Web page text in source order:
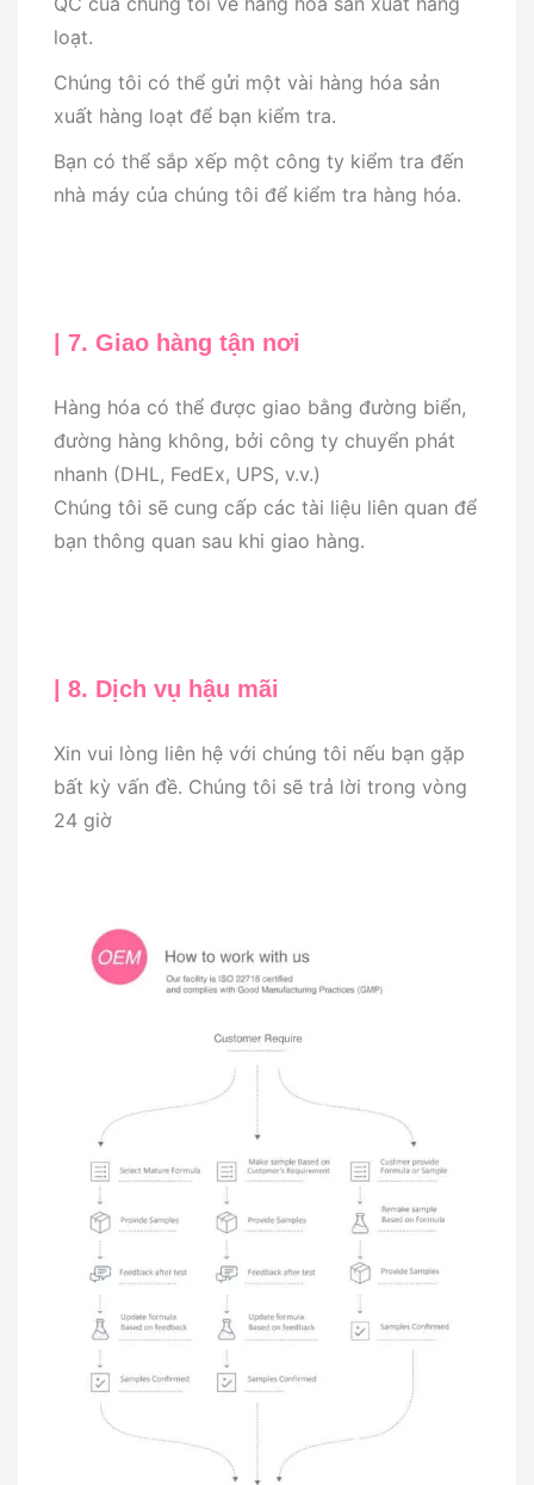
loạt.
Chúng tôi có thể gửi một vài hàng hóa sản
xuất hàng loạt để bạn kiểm tra.
Bạn có thể sắp xếp một công ty kiểm tra đến
nhà máy của chúng tôi để kiểm tra hàng hóa.
| 7. Giao hàng tận nơi
Hàng hóa có thể được giao bằng đường biển,
đường hàng không, bởi công ty chuyển phát
nhanh (DHL, FedEx, UPS, v.v.)
Chúng tôi sẽ cung cấp các tài liệu liên quan để
bạn thông quan sau khi giao hàng.
| 8. Dịch vụ hậu mãi
Xin vui lòng liên hệ với chúng tôi nếu bạn gặp
bất kỳ vấn đề. Chúng tôi sẽ trả lời trong vòng
24 giờ